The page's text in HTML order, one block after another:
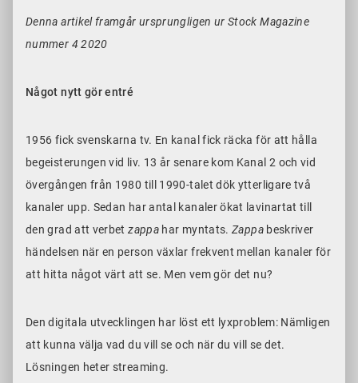
Denna artikel framgår ursprungligen ur Stock Magazine
nummer 4 2020
Något nytt gör entré
1956 fick svenskarna tv. En kanal fick räcka för att hålla
begeisterungen vid liv. 13 år senare kom Kanal 2 och vid
övergången från 1980 till 1990-talet dök ytterligare två
kanaler upp. Sedan har antal kanaler ökat lavinartat till
den grad att verbet zappa har myntats.Zappabeskriver
händelsen när en person växlar frekvent mellan kanaler för
att hitta något värt att se. Men vem gör det nu?
Den digitala utvecklingen har löst ett lyxproblem: Nämligen
att kunna välja vad du vill se och när du vill se det.
Lösningen heter streaming.